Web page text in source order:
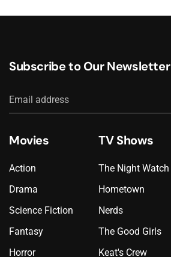
Subscribe to Our Newsletter
Movies
Action
Drama
Science Fiction
Fantasy
Horror
TV Shows
The Night Watch
Hometown
Nerds
The Good Girls
Keat's Crew